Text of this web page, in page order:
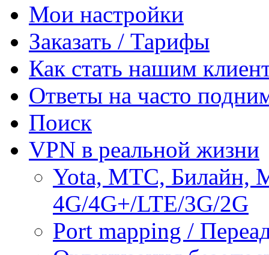
Мои настройки
Заказать / Тарифы
Как стать нашим
Ответы на часто
Поиск
VPN в реальной жизни
Yota, МТС, Билайн,
4G/4G+/LTE/3G/2G
Port mapping /